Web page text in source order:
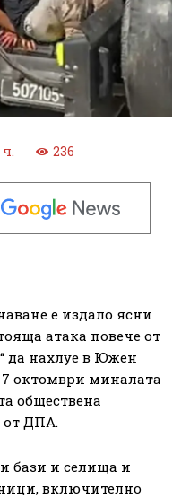
236
е издало ясни
атака повече от
да нахлуе в Южен
7 октомври миналата
обществена
от ДПА.
бази и селища и
включително